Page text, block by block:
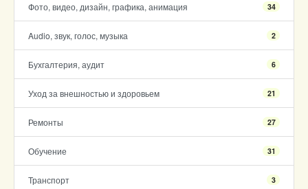
Фото, видео, дизайн, графика, анимация 34
Audio, звук, голос, музыка 2
Бухгалтерия, аудит 6
Уход за внешностью и здоровьем 21
Ремонты 27
Обучение 31
Транспорт 3